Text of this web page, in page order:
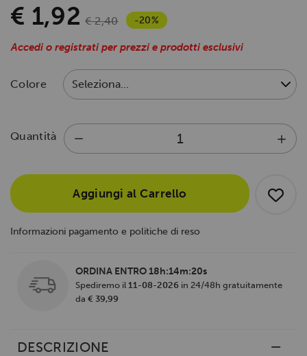
€ 1,92 € 2,40 -20%
Accedi o registrati per prezzi e prodotti esclusivi
Colore
Quantità
Aggiungi al Carrello
Informazioni pagamento e politiche di reso
ORDINA ENTRO18h:14m:20s
Spediremo il 11-08-2026 in 24/48h gratuitamente
da € 39,99
DESCRIZIONE